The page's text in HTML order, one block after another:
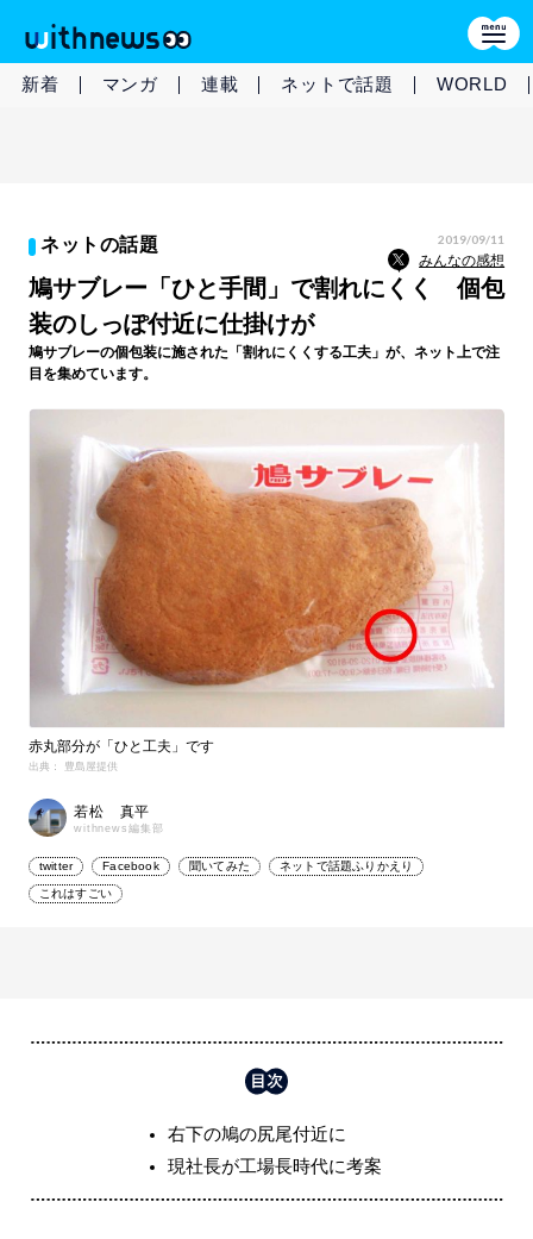
新着 マンガ 連載 ネットで話題 WORLD
ネットの話題 2019/09/11
みんなの感想
鳩サブレー「ひと手間」で割れにくく 個包
装のしっぽ付近に仕掛けが
鳩サブレーの個包装に施された「割れにくくする工夫」が、ネット上で注
目を集めています。
赤丸部分が「ひと工夫」です
出典： 豊島屋提供
若松 真平
withnews編集部
twitter Facebook 聞いてみた ネットで話題ふりかえり
これはすごい
右下の鳩の尻尾付近に
現社長が工場長時代に考案